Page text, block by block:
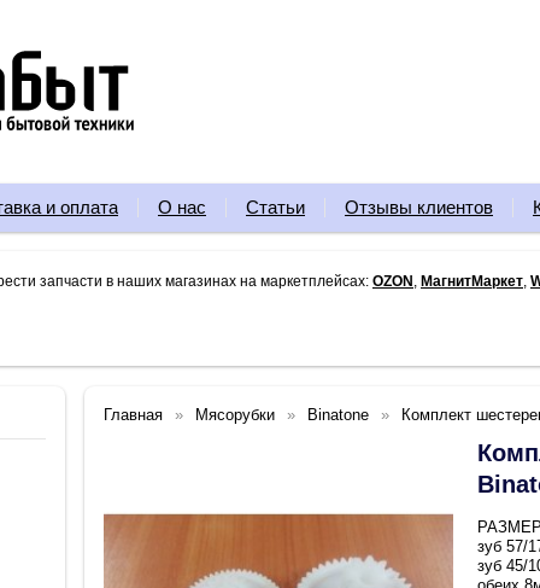
и оплата О нас Статьи Отзывы клиентов
запчасти в наших магазинах на маркетплейсах: OZON МагнитМаркет
Главная Мясорубки Binatone Комплект
зуб 57/
зуб 45/